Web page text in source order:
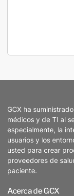
GCX ha
médicos y de TI al
especialmente, la
usuarios y los
usted para crear
proveedores de
paciente.
Acerca de GCX